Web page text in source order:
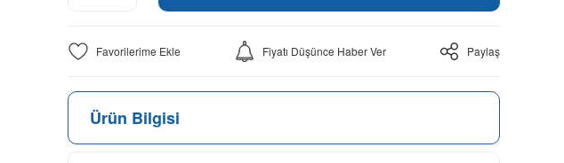
Fiyatı Düşünce Haber Ver Paylaş
Ürün Bilgisi